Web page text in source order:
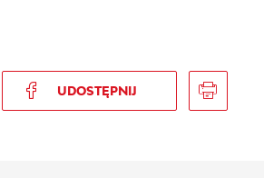
UDOSTĘPNIJ